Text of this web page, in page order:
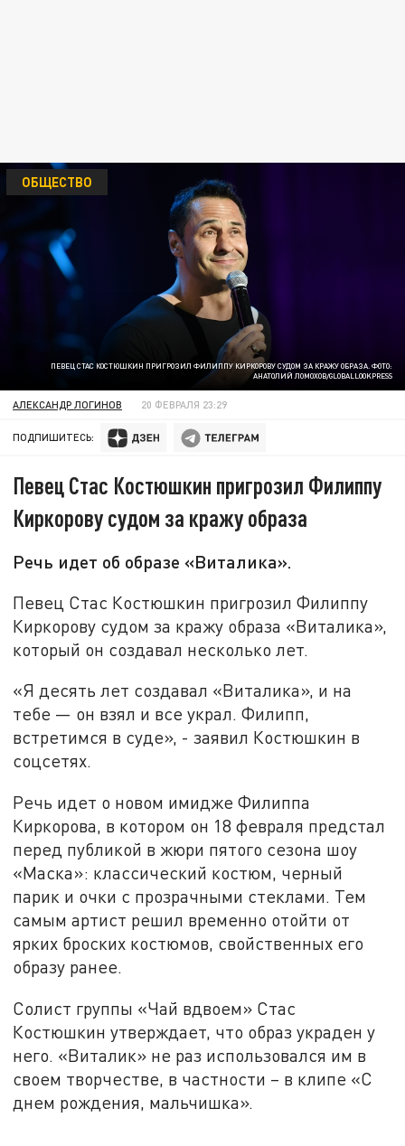
ПЕВЕЦ СТАС КОСТЮШКИН ПРИГРОЗИЛ ФИЛИППУ КИРКОРОВУ СУДОМ ЗА КРАЖУ ОБРАЗА. ФОТО:
АНАТОЛИЙ ЛОМОХОВ/GLOBALLOOKPRESS
ОБЩЕСТВО
АЛЕКСАНДР ЛОГИНОВ 20 ФЕВРАЛЯ 23:29
ПОДПИШИТЕСЬ:
Певец Стас Костюшкин пригрозил Филиппу
Киркорову судом за кражу образа
Речь идет об образе «Виталика».
Певец Стас Костюшкин пригрозил Филиппу
Киркорову судом за кражу образа «Виталика»,
который он создавал несколько лет.
«Я десять лет создавал «Виталика», и на
тебе — он взял и все украл. Филипп,
встретимся в суде», - заявил Костюшкин в
соцсетях.
Речь идет о новом имидже Филиппа
Киркорова, в котором он 18 февраля предстал
перед публикой в жюри пятого сезона шоу
«Маска»: классический костюм, черный
парик и очки с прозрачными стеклами. Тем
самым артист решил временно отойти от
ярких броских костюмов, свойственных его
образу ранее.
Солист группы «Чай вдвоем» Стас
Костюшкин утверждает, что образ украден у
него. «Виталик» не раз использовался им в
своем творчестве, в частности – в клипе «С
днем рождения, мальчишка».